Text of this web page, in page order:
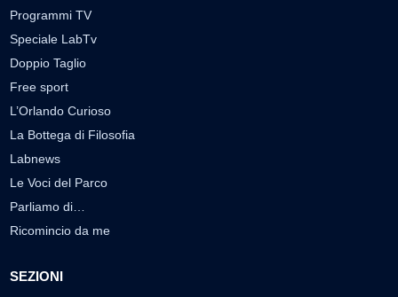
Programmi TV
Speciale LabTv
Doppio Taglio
Free sport
L’Orlando Curioso
La Bottega di Filosofia
Labnews
Le Voci del Parco
Parliamo di…
Ricomincio da me
SEZIONI